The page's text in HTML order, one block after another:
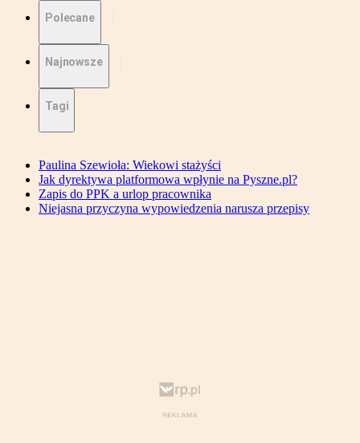
Polecane
Najnowsze
Tagi
Paulina Szewioła: Wiekowi stażyści
Jak dyrektywa platformowa wpłynie na Pyszne.pl?
Zapis do PPK a urlop pracownika
Niejasna przyczyna wypowiedzenia narusza przepisy